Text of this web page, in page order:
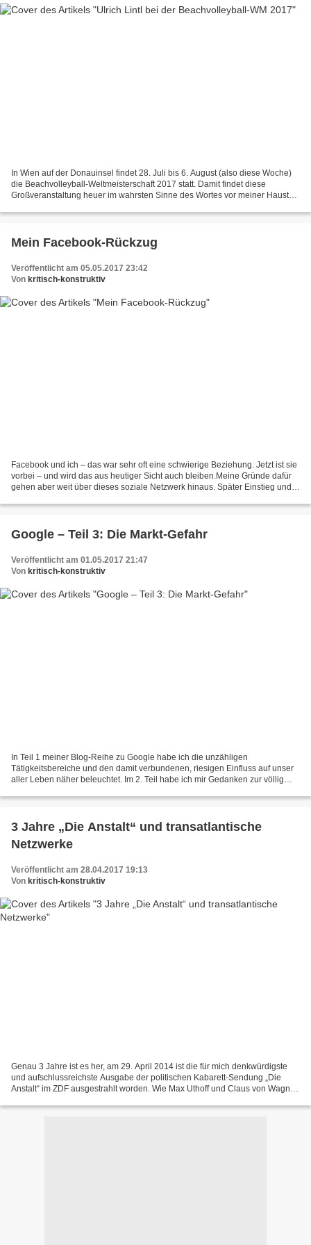
In Wien auf der Donauinsel findet 28. Juli bis 6. August (also diese Woche)
die Beachvolleyball-Weltmeisterschaft 2017 statt. Damit findet diese
Großveranstaltung heuer im wahrsten Sinne des Wortes vor meiner Haustür
Mein Facebook-Rückzug
Veröffentlicht am 05.05.2017 23:42
Von kritisch-konstruktiv
Facebook und ich – das war sehr oft eine schwierige Beziehung. Jetzt ist sie
vorbei – und wird das aus heutiger Sicht auch bleiben.Meine Gründe dafür
gehen aber weit über dieses soziale Netzwerk hinaus. Später Einstieg und
Google – Teil 3: Die Markt-Gefahr
Veröffentlicht am 01.05.2017 21:47
Von kritisch-konstruktiv
In Teil 1 meiner Blog-Reihe zu Google habe ich die unzähligen
Tätigkeitsbereiche und den damit verbundenen, riesigen Einfluss auf unser
aller Leben näher beleuchtet. Im 2. Teil habe ich mir Gedanken zur völlig
3 Jahre „Die Anstalt“ und transatlantische
Netzwerke
Veröffentlicht am 28.04.2017 19:13
Von kritisch-konstruktiv
Genau 3 Jahre ist es her, am 29. April 2014 ist die für mich denkwürdigste
und aufschlussreichste Ausgabe der politischen Kabarett-Sendung „Die
Anstalt“ im ZDF ausgestrahlt worden. Wie Max Uthoff und Claus von Wagner